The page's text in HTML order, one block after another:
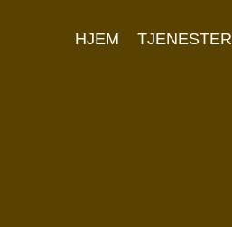
HJEM TJENESTER